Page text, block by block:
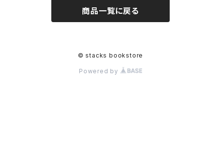
商品一覧に戻る
© stacks bookstore
Powered by